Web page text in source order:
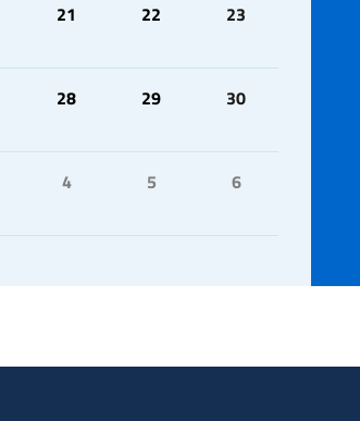
21 22 23
28 29 30
4 5 6